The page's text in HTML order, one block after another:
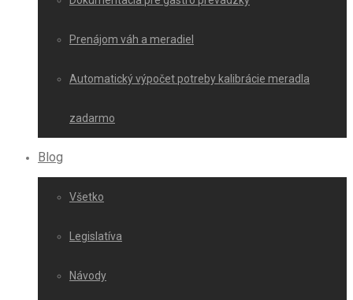
Prenájom váh a meradiel
Automatický výpočet potreby kalibrácie meradla
zadarmo
Blog
Všetko
Legislatíva
Návody